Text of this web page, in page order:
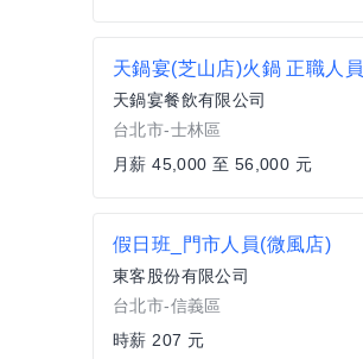
天鍋宴(芝山店)火鍋 正職人員
天鍋宴餐飲有限公司
台北市-士林區
月薪 45,000 至 56,000 元
假日班_門市人員(微風店)
東客股份有限公司
台北市-信義區
時薪 207 元